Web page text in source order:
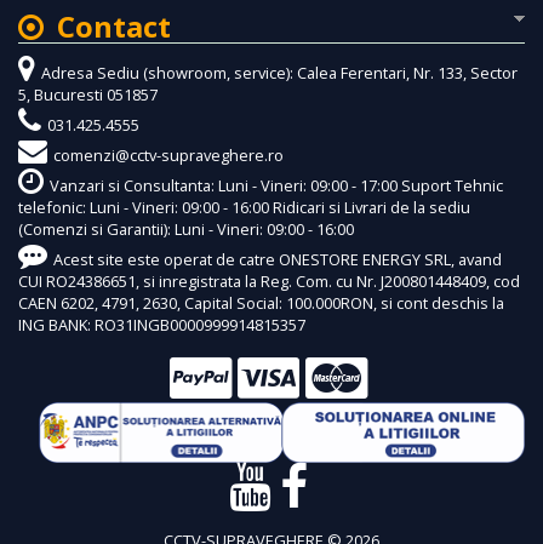
Contact
Adresa Sediu (showroom, service): Calea Ferentari, Nr. 133, Sector
5, Bucuresti 051857
031.425.4555
comenzi@cctv-supraveghere.ro
Vanzari si Consultanta: Luni - Vineri: 09:00 - 17:00 Suport Tehnic
telefonic: Luni - Vineri: 09:00 - 16:00 Ridicari si Livrari de la sediu
(Comenzi si Garantii): Luni - Vineri: 09:00 - 16:00
Acest site este operat de catre ONESTORE ENERGY SRL, avand
CUI RO24386651, si inregistrata la Reg. Com. cu Nr. J200801448409, cod
CAEN 6202, 4791, 2630, Capital Social: 100.000RON, si cont deschis la
ING BANK: RO31INGB0000999914815357